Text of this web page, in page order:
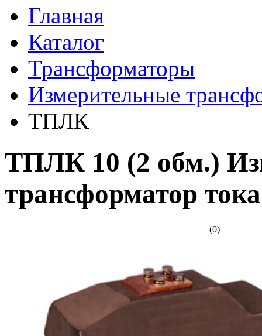
Главная
Каталог
Трансформаторы
Измерительные
ТПЛК
ТПЛК 10 (2 обм.)
трансформатор тока
(0)